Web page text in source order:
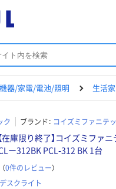
器/家電/電池/照明 生活
ク ブランド： コイズミファニテ
在庫限り終了】コイズミファ
ー312BK PCL-312 BK 1台
（0件のレビュー）
デスクライト